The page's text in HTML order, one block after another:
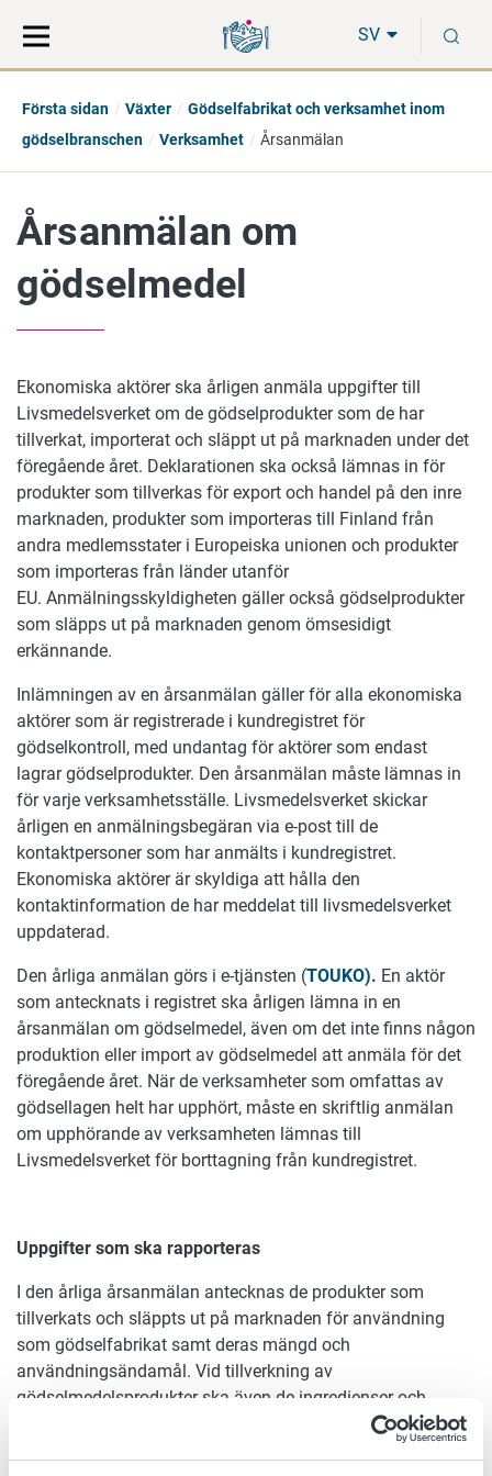
direkt
till
på
hela
SV
Första sidan Växter
Gödselfabrikat och verksamhet inom
gödselbranschen
Verksamhet Årsanmälan
Årsanmälan om
gödselmedel
Ekonomiska aktörer ska årligen anmäla uppgifter till
Livsmedelsverket om de gödselprodukter som de har
tillverkat, importerat och släppt ut på marknaden under det
föregående året. Deklarationen ska också lämnas in för
produkter som tillverkas för export och handel på den inre
marknaden, produkter som importeras till Finland från
andra medlemsstater i Europeiska unionen och produkter
som importeras från länder utanför
EU. Anmälningsskyldigheten gäller också gödselprodukter
som släpps ut på marknaden genom ömsesidigt
erkännande.
Inlämningen av en årsanmälan gäller för alla ekonomiska
aktörer som är registrerade i kundregistret för
gödselkontroll, med undantag för aktörer som endast
lagrar gödselprodukter. Den årsanmälan måste lämnas in
för varje verksamhetsställe. Livsmedelsverket skickar
årligen en anmälningsbegäran via e-post till de
kontaktpersoner som har anmälts i kundregistret.
Ekonomiska aktörer är skyldiga att hålla den
kontaktinformation de har meddelat till livsmedelsverket
uppdaterad.
Den årliga anmälan görs i e-tjänsten (TOUKO). En aktör
som antecknats i registret ska årligen lämna in en
årsanmälan om gödselmedel, även om det inte finns någon
produktion eller import av gödselmedel att anmäla för det
föregående året. När de verksamheter som omfattas av
gödsellagen helt har upphört, måste en skriftlig anmälan
om upphörande av verksamheten lämnas till
Livsmedelsverket för borttagning från kundregistret.
Uppgifter som ska rapporteras
I den årliga årsanmälan antecknas de produkter som
tillverkats och släppts ut på marknaden för användning
som gödselfabrikat samt deras mängd och
användningsändamål. Vid tillverkning av
gödselmedelsprodukter ska även de ingredienser och
kategorier av ingredienser som används vid tillverkningen
anges. Fraktioner som tillverkas, importeras eller exporteras